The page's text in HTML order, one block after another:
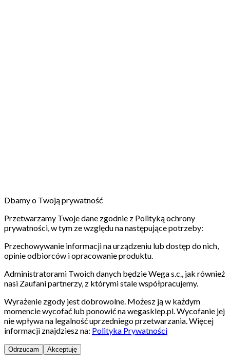
Dbamy o Twoją prywatność
Przetwarzamy Twoje dane zgodnie z Polityką ochrony
prywatności, w tym ze względu na następujące potrzeby:
Przechowywanie informacji na urządzeniu lub dostęp do nich,
opinie odbiorców i opracowanie produktu.
Administratorami Twoich danych będzie Wega s.c., jak również
nasi Zaufani partnerzy, z którymi stale współpracujemy.
Wyrażenie zgody jest dobrowolne. Możesz ją w każdym
momencie wycofać lub ponowić na wegasklep.pl. Wycofanie jej
nie wpływa na legalność uprzedniego przetwarzania. Więcej
informacji znajdziesz na: Polityka Prywatności
Odrzucam Akceptuję